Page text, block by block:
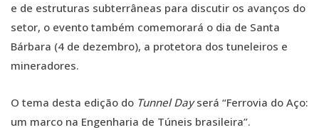
e de estruturas subterrâneas para discutir os avanços do
setor, o evento também comemorará o dia de Santa
Bárbara (4 de dezembro), a protetora dos tuneleiros e
mineradores.
O tema desta edição do Tunnel Dayserá “Ferrovia do Aço:
um marco na Engenharia de Túneis brasileira”.